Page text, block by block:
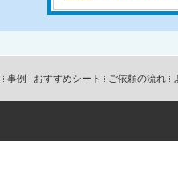
事例 おすすめシート ご依頼の流れ